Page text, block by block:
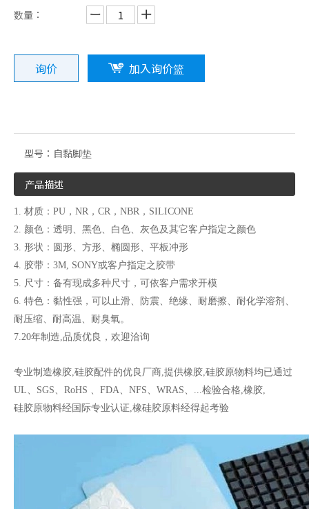
3M背胶脚垫系列 背胶脚垫系列
3M背胶脚垫
数量：
询价 加入询价篮
型号： 自黏脚垫
产品描述
1. 材质：PU，NR，CR，NBR，SILICONE
2. 颜色：透明、黑色、白色、灰色及其它客户指定之颜色
3. 形状：圆形、方形、椭圆形、平板冲形
4. 胶带：3M, SONY或客户指定之胶带
5. 尺寸：备有现成多种尺寸，可依客户需求开模
6. 特色：黏性强，可以止滑、防震、绝缘、耐磨擦、耐化学溶剂、
耐压缩、耐高温、耐臭氧。
7.20年制造,品质优良，欢迎洽询
专业制造橡胶,硅胶配件的优良厂商,提供橡胶,硅胶原物料均已通过
UL、SGS、RoHS 、FDA、NFS、WRAS、...检验合格,橡胶,
硅胶原物料经国际专业认证,橡硅胶原料经得起考验